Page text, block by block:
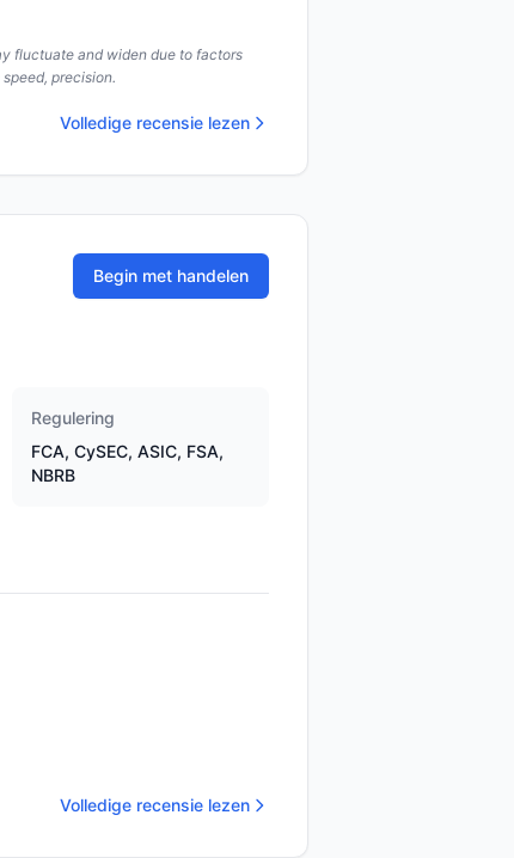
fluctuate and widen due to factors
precision.
Volledige recensie lezen
Begin met handelen
Regulering
FCA, CySEC, ASIC, FSA,
NBRB
Volledige recensie lezen